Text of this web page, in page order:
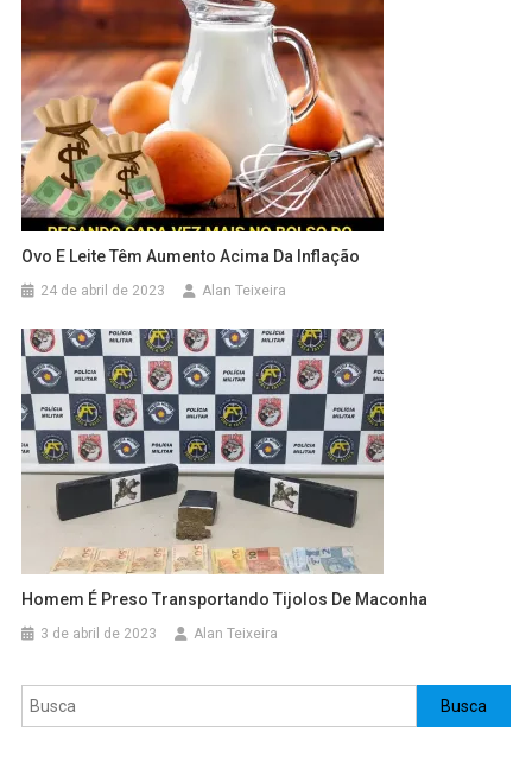
Ovo E Leite Têm Aumento Acima Da Inflação
24 de abril de 2023 Alan Teixeira
Homem É Preso Transportando Tijolos De Maconha
3 de abril de 2023 Alan Teixeira
Pesquisar Busca